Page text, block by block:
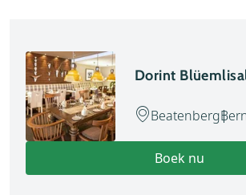
Dorint
Beatenberg
Boek nu